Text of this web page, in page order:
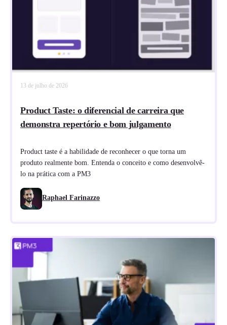
13 de julho de 2026
Product Taste: o diferencial de carreira que
demonstra repertório e bom julgamento
Product taste é a habilidade de reconhecer o que torna um
produto realmente bom. Entenda o conceito e como desenvolvê-
lo na prática com a PM3
Raphael Farinazzo